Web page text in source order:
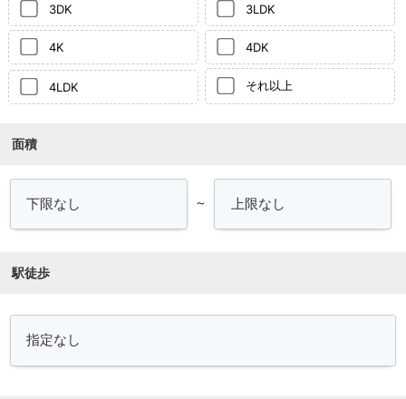
3DK 3LDK
4K 4DK
4LDK それ以上
面積
～
駅徒歩